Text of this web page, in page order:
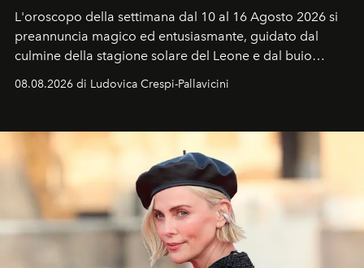
L'oroscopo della settimana dal 10 al 16 Agosto 2026 si
preannuncia magico ed entusiasmante, guidato dal
culmine della stagione solare del Leone e dal buio
favorevole della Luna nuova in Leone del 12 agosto,
ideale per la notte delle Perseidi.
08.08.2026 di Ludovica Crespi-Pallavicini